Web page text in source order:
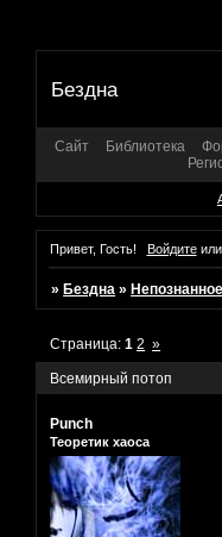
Бездна
Сайт Библиотека
Привет, Гость! Войдитеили
»Бездна »Непознанное
Всемирный потоп
Страница:1 2 »
Punch
Теоретик хаоса